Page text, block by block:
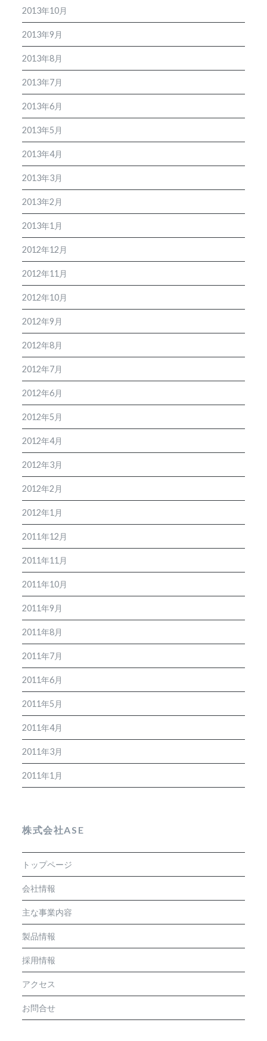
2013年10月
2013年9月
2013年8月
2013年7月
2013年6月
2013年5月
2013年4月
2013年3月
2013年2月
2013年1月
2012年12月
2012年11月
2012年10月
2012年9月
2012年8月
2012年7月
2012年6月
2012年5月
2012年4月
2012年3月
2012年2月
2012年1月
2011年12月
2011年11月
2011年10月
2011年9月
2011年8月
2011年7月
2011年6月
2011年5月
2011年4月
2011年3月
2011年1月
株式会社ASE
トップページ
会社情報
主な事業内容
製品情報
採用情報
アクセス
お問合せ